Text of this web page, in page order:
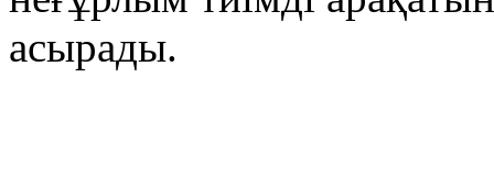
асырады.